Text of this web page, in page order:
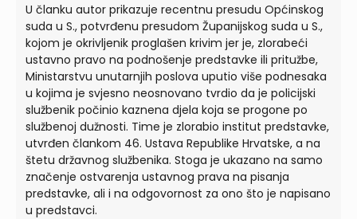
U članku autor prikazuje recentnu presudu Općinskog
suda u S., potvrđenu presudom Županijskog suda u S.,
kojom je okrivljenik proglašen krivim jer je, zlorabeći
ustavno pravo na podnošenje predstavke ili pritužbe,
Ministarstvu unutarnjih poslova uputio više podnesaka
u kojima je svjesno neosnovano tvrdio da je policijski
službenik počinio kaznena djela koja se progone po
službenoj dužnosti. Time je zlorabio institut predstavke,
utvrđen člankom 46. Ustava Republike Hrvatske, a na
štetu državnog službenika. Stoga je ukazano na samo
značenje ostvarenja ustavnog prava na pisanja
predstavke, ali i na odgovornost za ono što je napisano
u predstavci.